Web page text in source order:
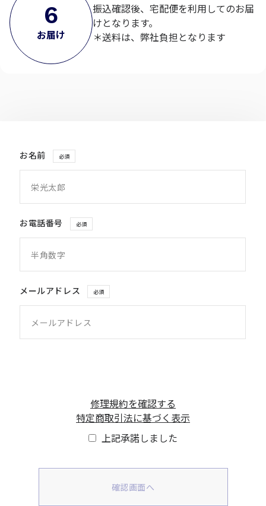
6
お届け
振込確認後、宅配便を利用してのお届
けとなります。
＊送料は、弊社負担となります
お名前 必須
お電話番号 必須
メールアドレス 必須
修理規約を確認する
特定商取引法に基づく表示
上記承諾しました